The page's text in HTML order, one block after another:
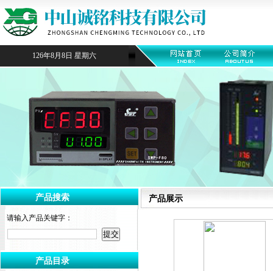
126年8月8日 星期六
产品搜索
请输入产品关键字：
产品目录
产品展示